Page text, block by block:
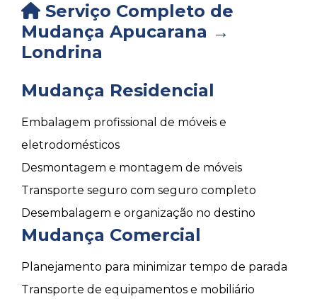
Serviço Completo de
Mudança Apucarana →
Londrina
Mudança Residencial
Embalagem profissional de móveis e
eletrodomésticos
Desmontagem e montagem de móveis
Transporte seguro com seguro completo
Desembalagem e organização no destino
Mudança Comercial
Planejamento para minimizar tempo de parada
Transporte de equipamentos e mobiliário